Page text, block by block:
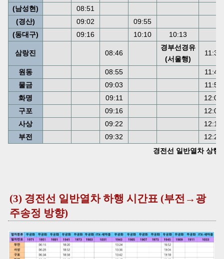
경전선 일반열차 상
(남성현)
08:51
(경산)
09:02
09:55
(동대구)
09:16 10:10 10:13
삼랑진 08:46
경부선경유
(서울행)
11:39
원동 08:55
11:48
물금
09:03
11:56
화명
09:11
12:04
구포
09:16
12:09
사상
09:22
12:15
부전
09:32 12:25
(3) 경전선 일반열차 하행 시간표 (부전→광
주송정 방향)